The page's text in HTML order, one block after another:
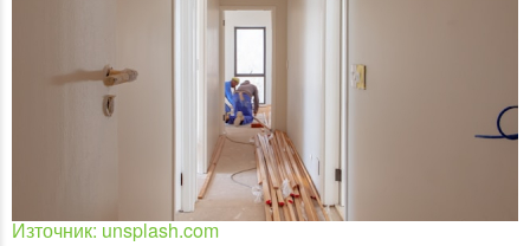
Източник: unsplash.com